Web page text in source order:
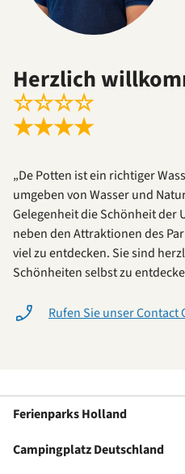
Herzlich
☆☆☆☆
★★★★
„De Potten ist ein richtiger
umgeben von Wasser und
Gelegenheit die Schönheit der
neben den Attraktionen des
viel zu entdecken. Sie sind
Schönheiten selbst zu
Rufen Sie unser Contact
Ferienparks Holland
Campingplatz Deutschland